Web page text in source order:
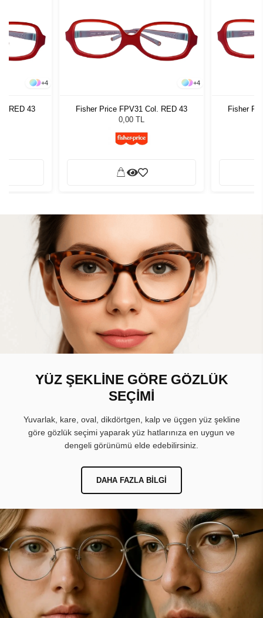
+4
RED 43
+4
Fisher Price FPV31 Col. RED 43
0,00 TL
Fisher
YÜZ ŞEKLİNE GÖRE GÖZLÜK
SEÇİMİ
Yuvarlak, kare, oval, dikdörtgen, kalp ve üçgen yüz şekline
göre gözlük seçimi yaparak yüz hatlarınıza en uygun ve
dengeli görünümü elde edebilirsiniz.
DAHA FAZLA BILGI